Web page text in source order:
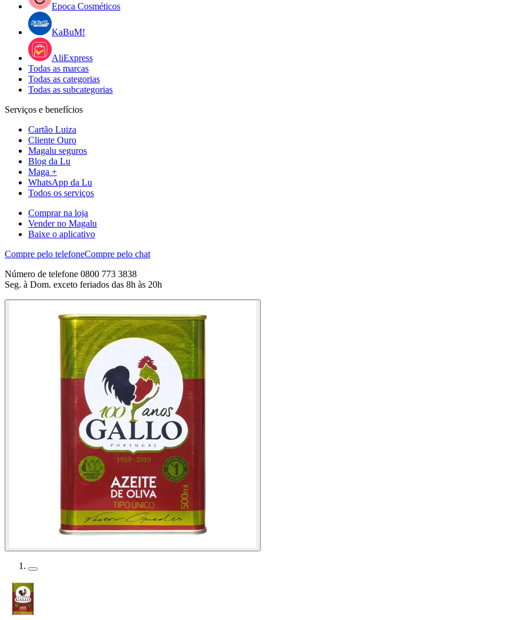
Epoca Cosméticos
KaBuM!
AliExpress
Todas as marcas
Todas as categorias
Todas as subcategorias
Serviços e benefícios
Cartão Luiza
Cliente Ouro
Magalu seguros
Blog da Lu
Maga +
WhatsApp da Lu
Todos os serviços
Comprar na loja
Vender no Magalu
Baixe o aplicativo
Compre pelo telefoneCompre pelo chat
Número de telefone 0800 773 3838
Seg. à Dom. exceto feriados das 8h às 20h